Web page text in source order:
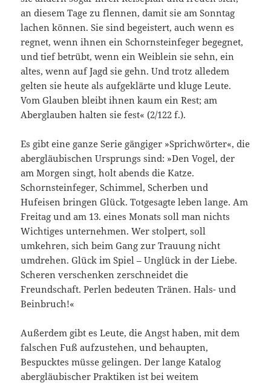
an diesem Tage zu flennen, damit sie am Sonntag
lachen können. Sie sind begeistert, auch wenn es
regnet, wenn ihnen ein Schornsteinfeger begegnet,
und tief betrübt, wenn ein Weiblein sie sehn, ein
altes, wenn auf Jagd sie gehn. Und trotz alledem
gelten sie heute als aufgeklärte und kluge Leute.
Vom Glauben bleibt ihnen kaum ein Rest; am
Aberglauben halten sie fest« (2/122 f.).
Es gibt eine ganze Serie gängiger »Sprichwörter«, die
abergläubischen Ursprungs sind: »Den Vogel, der
am Morgen singt, holt abends die Katze.
Schornsteinfeger, Schimmel, Scherben und
Hufeisen bringen Glück. Totgesagte leben lange. Am
Freitag und am 13. eines Monats soll man nichts
Wichtiges unternehmen. Wer stolpert, soll
umkehren, sich beim Gang zur Trauung nicht
umdrehen. Glück im Spiel – Unglück in der Liebe.
Scheren verschenken zerschneidet die
Freundschaft. Perlen bedeuten Tränen. Hals- und
Beinbruch!«
Außerdem gibt es Leute, die Angst haben, mit dem
falschen Fuß aufzustehen, und behaupten,
Bespucktes müsse gelingen. Der lange Katalog
abergläubischer Praktiken ist bei weitem